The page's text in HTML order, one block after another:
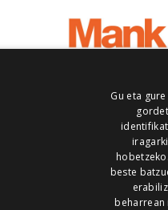
Gu eta
hobetzeko.
beste
beharrean